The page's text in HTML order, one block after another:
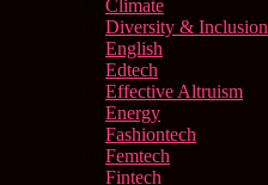
Climate
Diversity & Inclusion
English
Edtech
Effective Altruism
Energy
Fashiontech
Femtech
Fintech